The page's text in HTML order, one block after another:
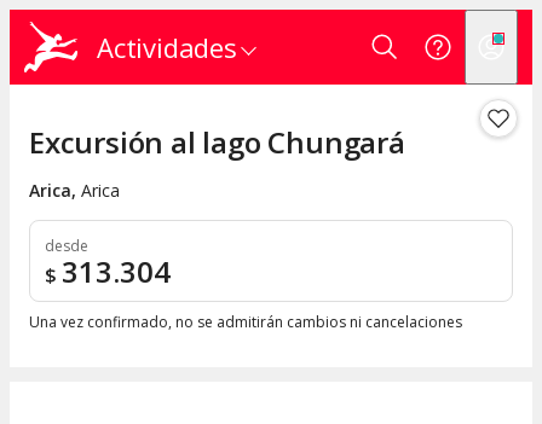
Actividades
Excursión al lago Chungará
Arica, Arica
desde
$ 313.304
Una vez confirmado, no se admitirán cambios ni cancelaciones